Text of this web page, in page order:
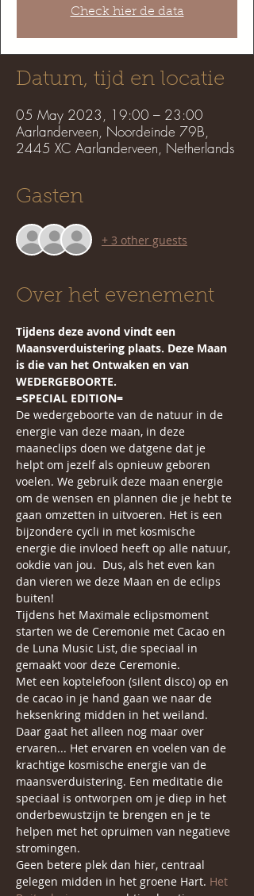
Check hier de data
Datum, tijd en locatie
05 May 2023, 19:00 – 23:00
Aarlanderveen, Noordeinde 79B,
2445 XC Aarlanderveen, Netherlands
Gasten
+ 3 other guests
Over het evenement
Tijdens deze avond vindt een
Maansverduistering plaats. Deze Maan
is die van het Ontwaken en van
WEDERGEBOORTE.
=SPECIAL EDITION=
De wedergeboorte van de natuur in de
energie van deze maan, in deze
maaneclips doen we datgene dat je
helpt om jezelf als opnieuw geboren
voelen. We gebruik deze maan energie
om de wensen en plannen die je hebt te
gaan omzetten in uitvoeren. Het is een
bijzondere cycli in met kosmische
energie die invloed heeft op alle natuur,
ookdie van jou.  Dus, als het even kan
dan vieren we deze Maan en de eclips
buiten!
Tijdens het Maximale eclipsmoment
starten we de Ceremonie met Cacao en
de Luna Music List, die speciaal in
gemaakt voor deze Ceremonie.
Met een koptelefoon (silent disco) op en
de cacao in je hand gaan we naar de
heksenkring midden in het weiland.
Daar gaat het alleen nog maar over
ervaren... Het ervaren en voelen van de
krachtige kosmische energie van de
maansverduistering. Een meditatie die
speciaal is ontworpen om je diep in het
onderbewustzijn te brengen en je te
helpen met het opruimen van negatieve
stromingen.
Geen betere plek dan hier, centraal
gelegen midden in het groene Hart. Het